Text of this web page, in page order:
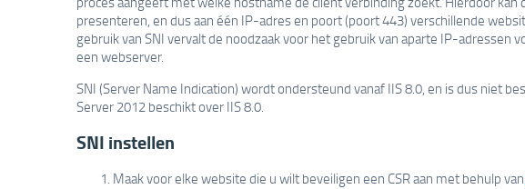
presenteren, en dus aan één IP-adres en poort (poort 443) verschillende
gebruik van SNI vervalt de noodzaak voor het gebruik van aparte IP-adressen
een webserver.
SNI (Server Name Indication) wordt ondersteund vanaf IIS 8.0, en is dus niet
Server 2012 beschikt over IIS 8.0.
SNI instellen
Maak voor elke website die u wilt beveiligen een CSR aan met behulp van